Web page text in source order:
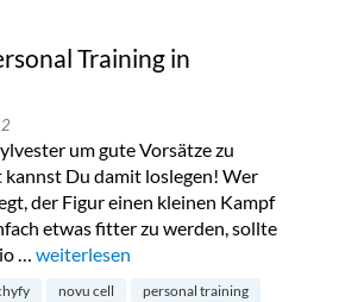
Training in
um gute Vorsätze zu
kannst Du damit loslegen! Wer
der Figur einen kleinen Kampf
etwas fitter zu werden, sollte
… „Coachyfy – Personal Training in
weiterlesen
novu cell
personal training